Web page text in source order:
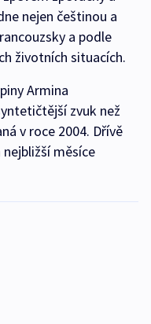
nejen češtinou a
a podle
životních situacích.
Armina
zvuk než
v roce 2004. Dřívě
měsíce